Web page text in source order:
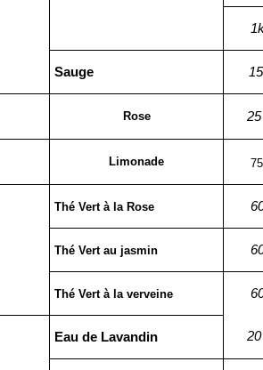
Sauge
Rose
Limonade
Thé Vert à la Rose
Thé Vert au jasmin
Thé Vert à la verveine
Eau de Lavandin